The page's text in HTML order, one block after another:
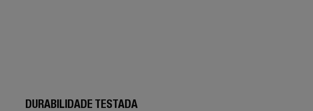
DURABILIDADE TESTADA